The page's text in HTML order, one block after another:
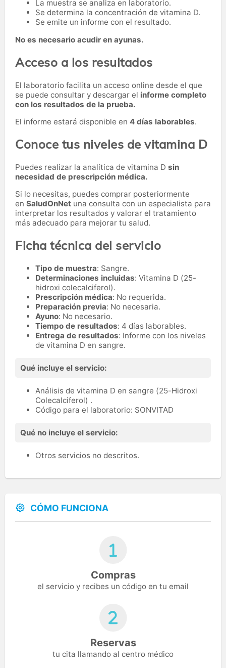
La muestra se analiza en laboratorio.
Se determina la concentración de vitamina D.
Se emite un informe con el resultado.
No es necesario acudir en ayunas.
Acceso a los resultados
El laboratorio facilita un acceso online desde el que
se puede consultar y descargar el informe completo
con los resultados de la prueba.
El informe estará disponible en 4 días laborables.
Conoce tus niveles de vitamina D
Puedes realizar la analítica de vitamina D sin
necesidad de prescripción médica.
Si lo necesitas, puedes comprar posteriormente
en SaludOnNet una consulta con un especialista para
interpretar los resultados y valorar el tratamiento
más adecuado para mejorar tu salud.
Ficha técnica del servicio
Tipo de muestra: Sangre.
Determinaciones incluidas: Vitamina D (25-
hidroxi colecalciferol).
Prescripción médica: No requerida.
Preparación previa: No necesaria.
Ayuno: No necesario.
Tiempo de resultados: 4 días laborables.
Entrega de resultados: Informe con los niveles
de vitamina D en sangre.
Qué incluye el servicio:
Análisis de vitamina D en sangre (25-Hidroxi
Colecalciferol) .
Código para el laboratorio: SONVITAD
Qué no incluye el servicio:
Otros servicios no descritos.
CÓMO FUNCIONA
Compras
el servicio y recibes un código en tu email
Reservas
tu cita llamando al centro médico